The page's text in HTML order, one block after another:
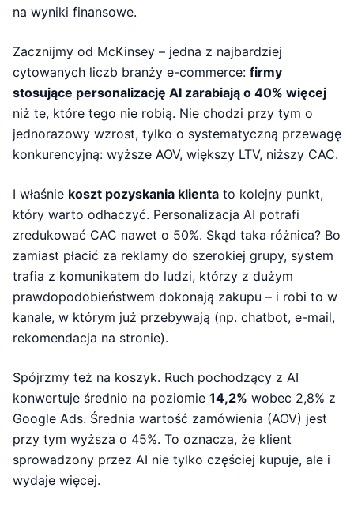
na wyniki finansowe.
Zacznijmy od McKinsey – jedna z najbardziej
cytowanych liczb branży e-commerce: firmy
stosujące personalizację AI zarabiają o 40% więcej
niż te, które tego nie robią. Nie chodzi przy tym o
jednorazowy wzrost, tylko o systematyczną przewagę
konkurencyjną: wyższe AOV, większy LTV, niższy CAC.
I właśnie koszt pozyskania klienta to kolejny punkt,
który warto odhaczyć. Personalizacja AI potrafi
zredukować CAC nawet o 50%. Skąd taka różnica? Bo
zamiast płacić za reklamy do szerokiej grupy, system
trafia z komunikatem do ludzi, którzy z dużym
prawdopodobieństwem dokonają zakupu – i robi to w
kanale, w którym już przebywają (np. chatbot, e-mail,
rekomendacja na stronie).
Spójrzmy też na koszyk. Ruch pochodzący z AI
konwertuje średnio na poziomie 14,2% wobec 2,8% z
Google Ads. Średnia wartość zamówienia (AOV) jest
przy tym wyższa o 45%. To oznacza, że klient
sprowadzony przez AI nie tylko częściej kupuje, ale i
wydaje więcej.